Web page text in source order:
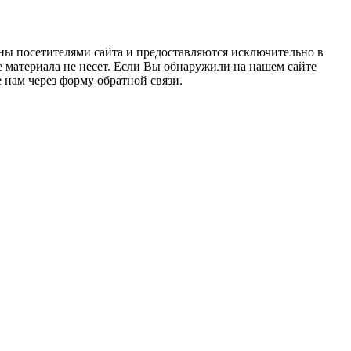
сайта и предоставляются исключительно в
материала не несет. Если Вы обнаружили на нашем сайте
через форму обратной связи.